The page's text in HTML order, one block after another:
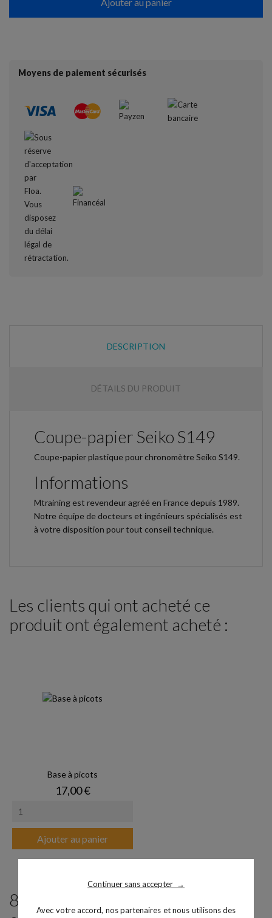
Continuer sans accepter →
Avec votre accord, nos partenaires et nous utilisons des
Moyens de paiement sécurisés
DESCRIPTION
DÉTAILS DU PRODUIT
Coupe-papier Seiko S149
Coupe-papier plastique pour chronomètre Seiko S149.
Informations
Mtraining est revendeur agréé en France depuis 1989.
Notre équipe de docteurs et ingénieurs spécialisés est
à votre disposition pour tout conseil technique.
Les clients qui ont acheté ce
produit ont également acheté :
Base à picots
Prix
17,00 €
Ajouter au panier
8 produits parmi ceux de la même